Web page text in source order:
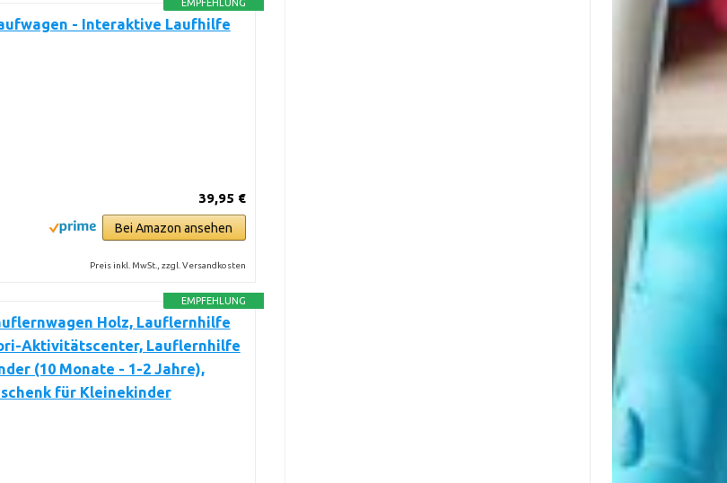
EMPFEHLUNG
- Interaktive Laufhilfe
39,95 €
Bei Amazon ansehen
Preis inkl. MwSt., zzgl. Versandkosten
EMPFEHLUNG
Holz, Lauflernhilfe
Aktivitätscenter, Lauflernhilfe
(10 Monate - 1-2 Jahre),
für Kleinekinder